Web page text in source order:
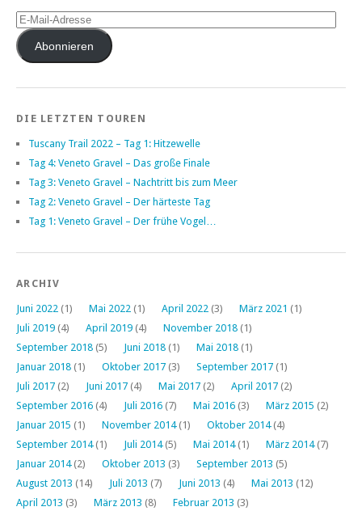
E-
Mail-
AdresseAbonnieren
DIE LETZTEN TOUREN
Tuscany Trail 2022 – Tag 1: Hitzewelle
Tag 4: Veneto Gravel – Das große Finale
Tag 3: Veneto Gravel – Nachtritt bis zum Meer
Tag 2: Veneto Gravel – Der härteste Tag
Tag 1: Veneto Gravel – Der frühe Vogel…
ARCHIV
Juni 2022 (1) Mai 2022 (1) April 2022 (3) März 2021 (1)
Juli 2019 (4) April 2019 (4) November 2018 (1)
September 2018 (5) Juni 2018 (1) Mai 2018 (1)
Januar 2018 (1) Oktober 2017 (3) September 2017 (1)
Juli 2017 (2) Juni 2017 (4) Mai 2017 (2) April 2017 (2)
September 2016 (4) Juli 2016 (7) Mai 2016 (3) März 2015 (2)
Januar 2015 (1) November 2014(1) Oktober 2014(4)
September 2014(1) Juli 2014(5) Mai 2014(1) März 2014(7)
Januar 2014(2) Oktober 2013 (3) September 2013 (5)
August 2013 (14) Juli 2013 (7) Juni 2013 (4) Mai 2013 (12)
April 2013 (3) März 2013 (8) Februar 2013 (3)